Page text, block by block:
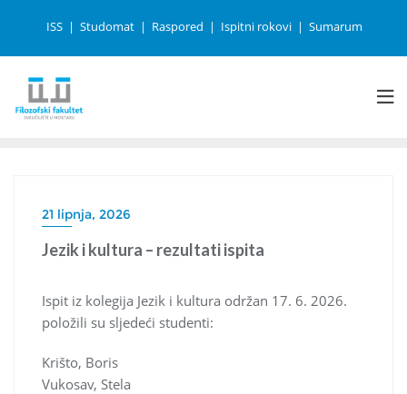
ISS Studomat Raspored Ispitni rokovi Sumarum
21 lipnja, 2026
Jezik i kultura – rezultati ispita
Ispit iz kolegija Jezik i kultura održan 17. 6. 2026.
položili su sljedeći studenti:
Krišto, Boris
Vukosav, Stela